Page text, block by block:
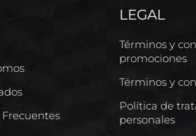
LEGAL
Términos y
promociones
Términos y
Política de
personales